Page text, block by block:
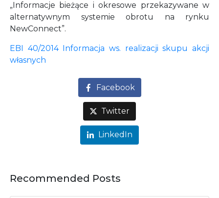
„Informacje bieżące i okresowe przekazywane w
alternatywnym systemie obrotu na rynku
NewConnect”.
EBI 40/2014 Informacja ws. realizacji skupu akcji
własnych
Facebook
Twitter
LinkedIn
Recommended Posts